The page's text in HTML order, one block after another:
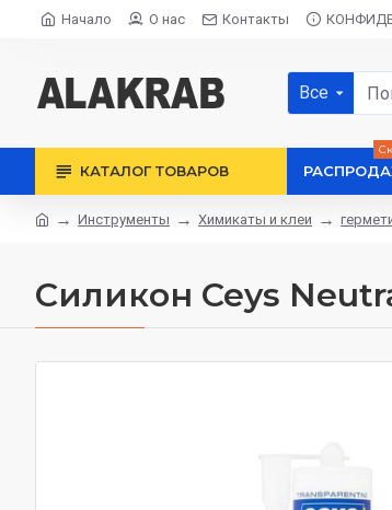
Начало О нас Контакты
Все
КАТАЛОГ ТОВАРОВ
Инструменты Химикаты и клеи
Силикон Ceys